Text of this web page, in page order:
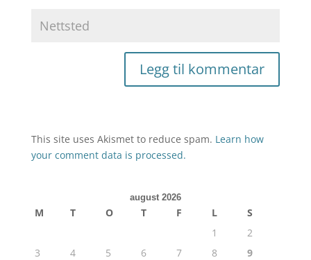
This site uses Akismet to reduce spam. Learn how
your comment data is processed.
august 2026
M T O T F L
S
1
2
3
4 5 6 7 8
9